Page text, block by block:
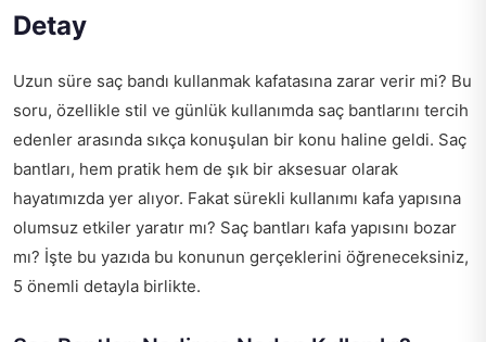
Detay
Uzun süre saç bandı kullanmak kafatasına zarar verir mi? Bu
soru, özellikle stil ve günlük kullanımda saç bantlarını tercih
edenler arasında sıkça konuşulan bir konu haline geldi. Saç
bantları, hem pratik hem de şık bir aksesuar olarak
hayatımızda yer alıyor. Fakat sürekli kullanımı kafa yapısına
olumsuz etkiler yaratır mı? Saç bantları kafa yapısını bozar
mı? İşte bu yazıda bu konunun gerçeklerini öğreneceksiniz,
5 önemli detayla birlikte.